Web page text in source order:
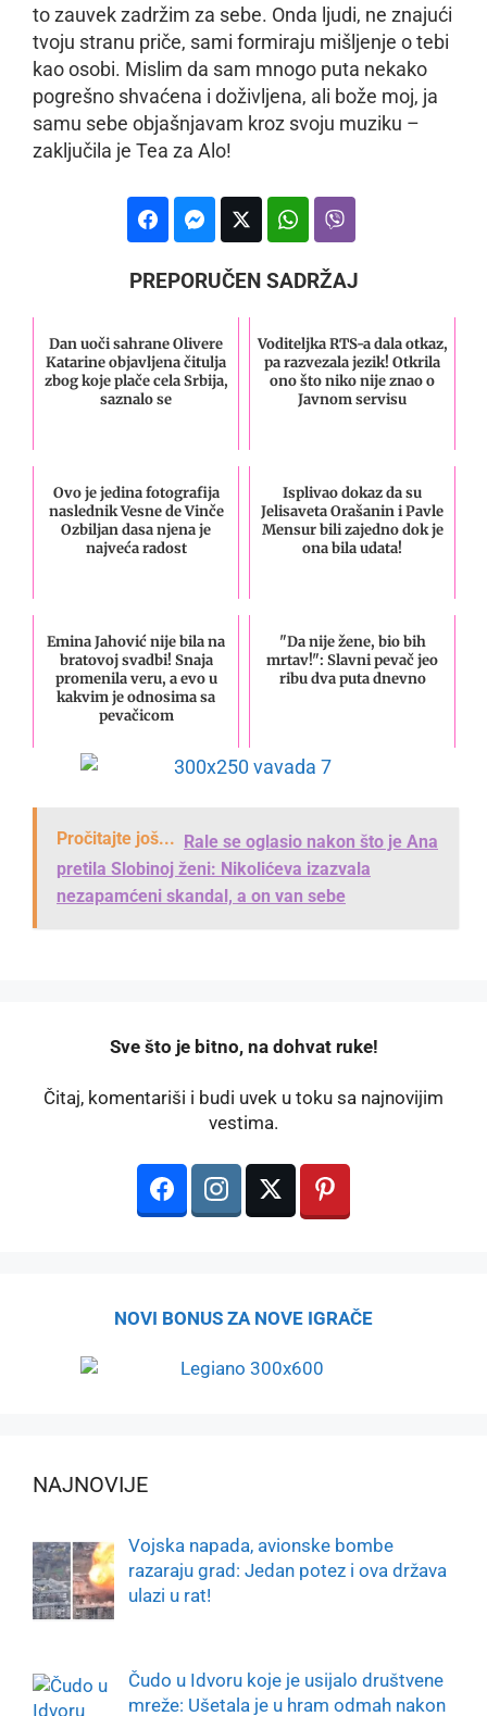
to zauvek zadržim za sebe. Onda ljudi, ne znajući
tvoju stranu priče, sami formiraju mišljenje o tebi
kao osobi. Mislim da sam mnogo puta nekako
pogrešno shvaćena i doživljena, ali bože moj, ja
samu sebe objašnjavam kroz svoju muziku –
zaključila je Tea za Alo!
PREPORUČEN SADRŽAJ
Dan uoči sahrane Olivere
Katarine objavljena čitulja
zbog koje plače cela Srbija,
saznalo se
Voditeljka RTS-a dala otkaz,
pa razvezala jezik! Otkrila
ono što niko nije znao o
Javnom servisu
Ovo je jedina fotografija
naslednik Vesne de Vinče
Ozbiljan dasa njena je
najveća radost
Isplivao dokaz da su
Jelisaveta Orašanin i Pavle
Mensur bili zajedno dok je
ona bila udata!
Emina Jahović nije bila na
bratovoj svadbi! Snaja
promenila veru, a evo u
kakvim je odnosima sa
pevačicom
"Da nije žene, bio bih
mrtav!": Slavni pevač jeo
ribu dva puta dnevno
Pročitajte još... Rale se oglasio nakon što je Ana
pretila Slobinoj ženi: Nikolićeva izazvala
nezapamćeni skandal, a on van sebe
️Sve što je bitno, na dohvat ruke!
Čitaj, komentariši i budi uvek u toku sa najnovijim
vestima.
NOVI BONUS ZA NOVE IGRAČE
NAJNOVIJE
Vojska napada, avionske bombe
razaraju grad: Jedan potez i ova država
ulazi u rat!
Čudo u Idvoru koje je usijalo društvene
mreže: Ušetala je u hram odmah nakon